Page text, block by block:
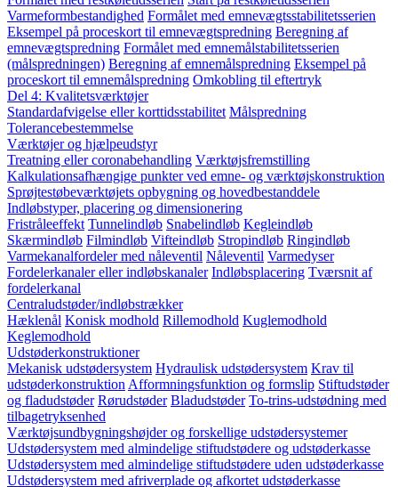
Varmeformbestandighed Formålet med emnevægtsstabilitetsserien
Eksempel på proceskort til emnevægtspredning Beregning af
emnevægtspredning Formålet med emnemålstabilitetsserien
(målspredningen) Beregning af emnemålspredning Eksempel på
proceskort til emnemålspredning Omkobling til eftertryk
Del 4: Kvalitetsværktøjer
Standardafvigelse eller korttidsstabilitet Målspredning
Tolerancebestemmelse
Værktøjer og hjælpeudstyr
Treatning eller coronabehandling Værktøjsfremstilling
Kalkulationsafhængige punkter ved emne- og værktøjskonstruktion
Sprøjtestøbeværktøjets opbygning og hovedbestanddele
Indløbstyper, placering og dimensionering
Fristråleeffekt Tunnelindløb Snabelindløb Kegleindløb
Skærmindløb Filmindløb Vifteindløb Stropindløb Ringindløb
Varmekanalfordeler med nåleventil Nåleventil Varmedyser
Fordelerkanaler eller indløbskanaler Indløbsplacering Tværsnit af
fordelerkanal
Centraludstøder/indløbstrækker
Hæklenål Konisk modhold Rillemodhold Kuglemodhold
Keglemodhold
Udstøderkonstruktioner
Mekanisk udstødersystem Hydraulisk udstødersystem Krav til
udstøderkonstruktion Afformningsfunktion og formslip Stiftudstøder
og fladudstøder Rørudstøder Bladudstøder To-trins-udstødning med
tilbagetryksenhed
Værktøjsundbygningshøjder og forskellige udstødersystemer
Udstødersystem med almindelige stiftudstødere og udstøderkasse
Udstødersystem med almindelige stiftudstødere uden udstøderkasse
Udstødersystem med afriverplade og afkortet udstøderkasse